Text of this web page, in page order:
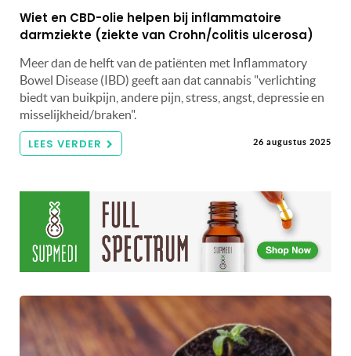
Wiet en CBD-olie helpen bij inflammatoire
darmziekte (ziekte van Crohn/colitis ulcerosa)
Meer dan de helft van de patiënten met Inflammatory
Bowel Disease (IBD) geeft aan dat cannabis "verlichting
biedt van buikpijn, andere pijn, stress, angst, depressie en
misselijkheid/braken".
LEES VERDER 26 augustus 2025